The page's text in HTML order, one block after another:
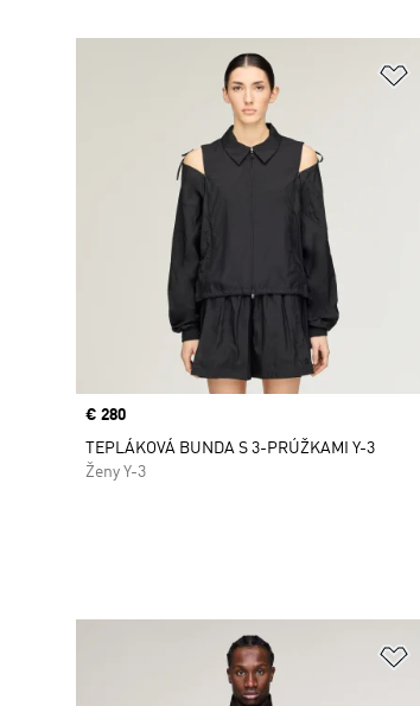
Price
€ 280
TEPLÁKOVÁ BUNDA S 3-PRÚŽKAMI Y-3
Ženy Y-3